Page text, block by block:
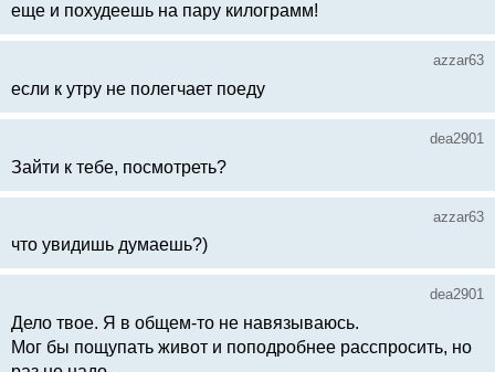
еще и похудеешь на пару килограмм!
azzar63
если к утру не полегчает поеду
dea2901
Зайти к тебе, посмотреть?
azzar63
что увидишь думаешь?)
dea2901
Дело твое. Я в общем-то не навязываюсь.
Мог бы пощупать живот и поподробнее расспросить, но